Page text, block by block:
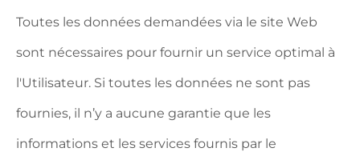
Toutes les données demandées via le site Web
sont nécessaires pour fournir un service optimal à
l'Utilisateur. Si toutes les données ne sont pas
fournies, il n’y a aucune garantie que les
informations et les services fournis par le